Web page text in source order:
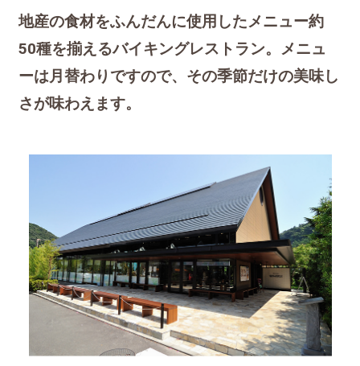
地産の食材をふんだんに使用したメニュー約
50種を揃えるバイキングレストラン。メニュ
ーは月替わりですので、その季節だけの美味し
さが味わえます。